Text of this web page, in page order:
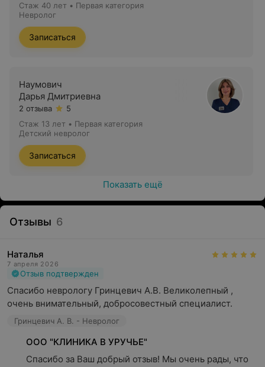
Стаж 40 лет • Первая категория
Невролог
Записаться
Наумович
Дарья Дмитриевна
2 отзыва
5
Стаж 13 лет • Первая категория
Детский невролог
Записаться
Показать ещё
Отзывы 6
Наталья
7 апреля 2026
Отзыв подтвержден
Спасибо неврологу Гринцевич А.В. Великолепный ,
очень внимательный, добросовестный специалист.
Гринцевич А. В. - Невролог
ООО "КЛИНИКА В УРУЧЬЕ"
Спасибо за Ваш добрый отзыв! Мы очень рады, что